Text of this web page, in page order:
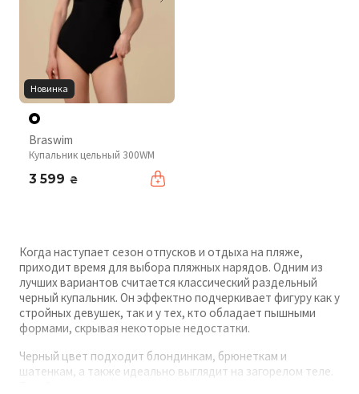
Новинка
Braswim
Купальник цельный 300WM
3 599 ₴
Когда наступает сезон отпусков и отдыха на пляже,
приходит время для выбора пляжных нарядов. Одним из
лучших вариантов считается классический раздельный
черный купальник. Он эффектно подчеркивает фигуру как у
стройных девушек, так и у тех, кто обладает пышными
формами, скрывая некоторые недостатки.
Черный цвет подходит блондинкам, брюнеткам и
шатенкам, а также идеально выглядит на загорелом теле.